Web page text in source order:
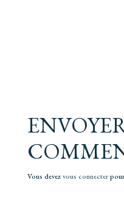
Vous devezvous connecterpour